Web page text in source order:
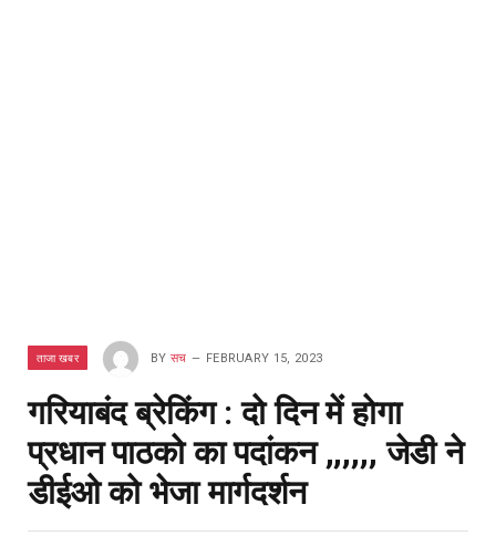
ताजा खबर BY सच FEBRUARY 15, 2023
गरियाबंद ब्रेकिंग : दो दिन में होगा
प्रधान पाठको का पदांकन ,,,,,, जेडी ने
डीईओ को भेजा मार्गदर्शन